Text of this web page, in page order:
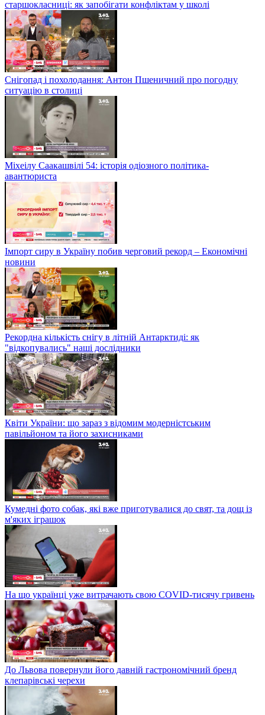
старшокласниці: як запобігати конфліктам у школі
Снігопад і похолодання: Антон Пшеничний про погодну
ситуацію в столиці
Міхеілу Саакашвілі 54: історія одіозного політика-
авантюриста
Імпорт сиру в Україну побив черговий рекорд – Економічні
новини
Рекордна кількість снігу в літній Антарктиді: як
"відкопувались" наші дослідники
Квіти України: що зараз з відомим модерністським
павільйоном та його захисниками
Кумедні фото собак, які вже приготувалися до свят, та дощ із
м'яких іграшок
На що українці уже витрачають свою COVID-тисячу гривень
До Львова повернули його давній гастрономічний бренд
клепарівські черехи